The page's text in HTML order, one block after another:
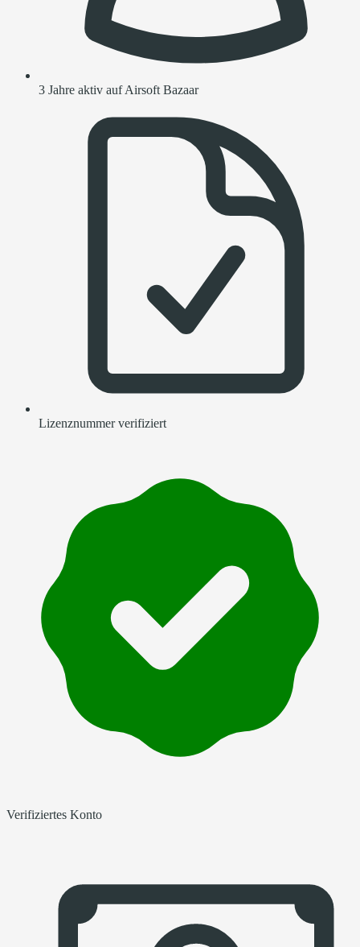
3 Jahre aktiv auf Airsoft Bazaar
Lizenznummer verifiziert
Verifiziertes Konto